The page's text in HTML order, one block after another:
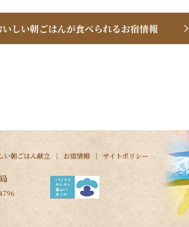
いしい朝ごはんが食べられるお宿情報
い朝ごはん献立 お宿情報 サイトポリシー